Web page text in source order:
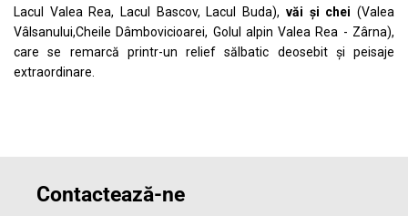
Lacul Valea Rea, Lacul Bascov, Lacul Buda), văi și chei (Valea
Vâlsanului,Cheile Dâmbovicioarei, Golul alpin Valea Rea - Zârna),
care se remarcă printr-un relief sălbatic deosebit și peisaje
extraordinare.